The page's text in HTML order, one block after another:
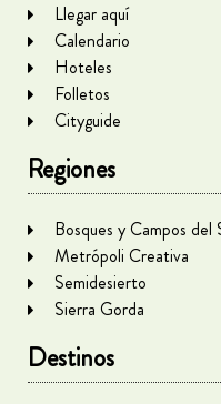
Llegar aquí
Calendario
Hoteles
Folletos
Cityguide
Regiones
Bosques y Campos del
Metrópoli Creativa
Semidesierto
Sierra Gorda
Destinos